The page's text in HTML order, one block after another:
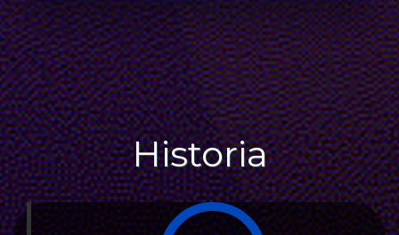
Historia